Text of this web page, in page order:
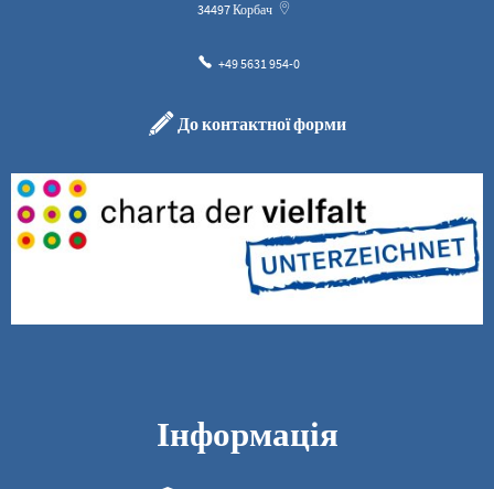
34497Корбач
+49 5631 954-0
До контактної форми
Інформація